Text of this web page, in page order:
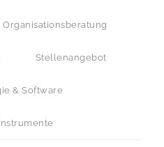
Organisationsberatung
Stellenangebot
& Software